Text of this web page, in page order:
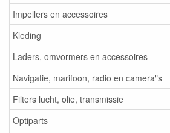
Impellers en accessoires
Kleding
Laders, omvormers en accessoires
Navigatie, marifoon, radio en camera"s
Filters lucht, olie, transmissie
Optiparts